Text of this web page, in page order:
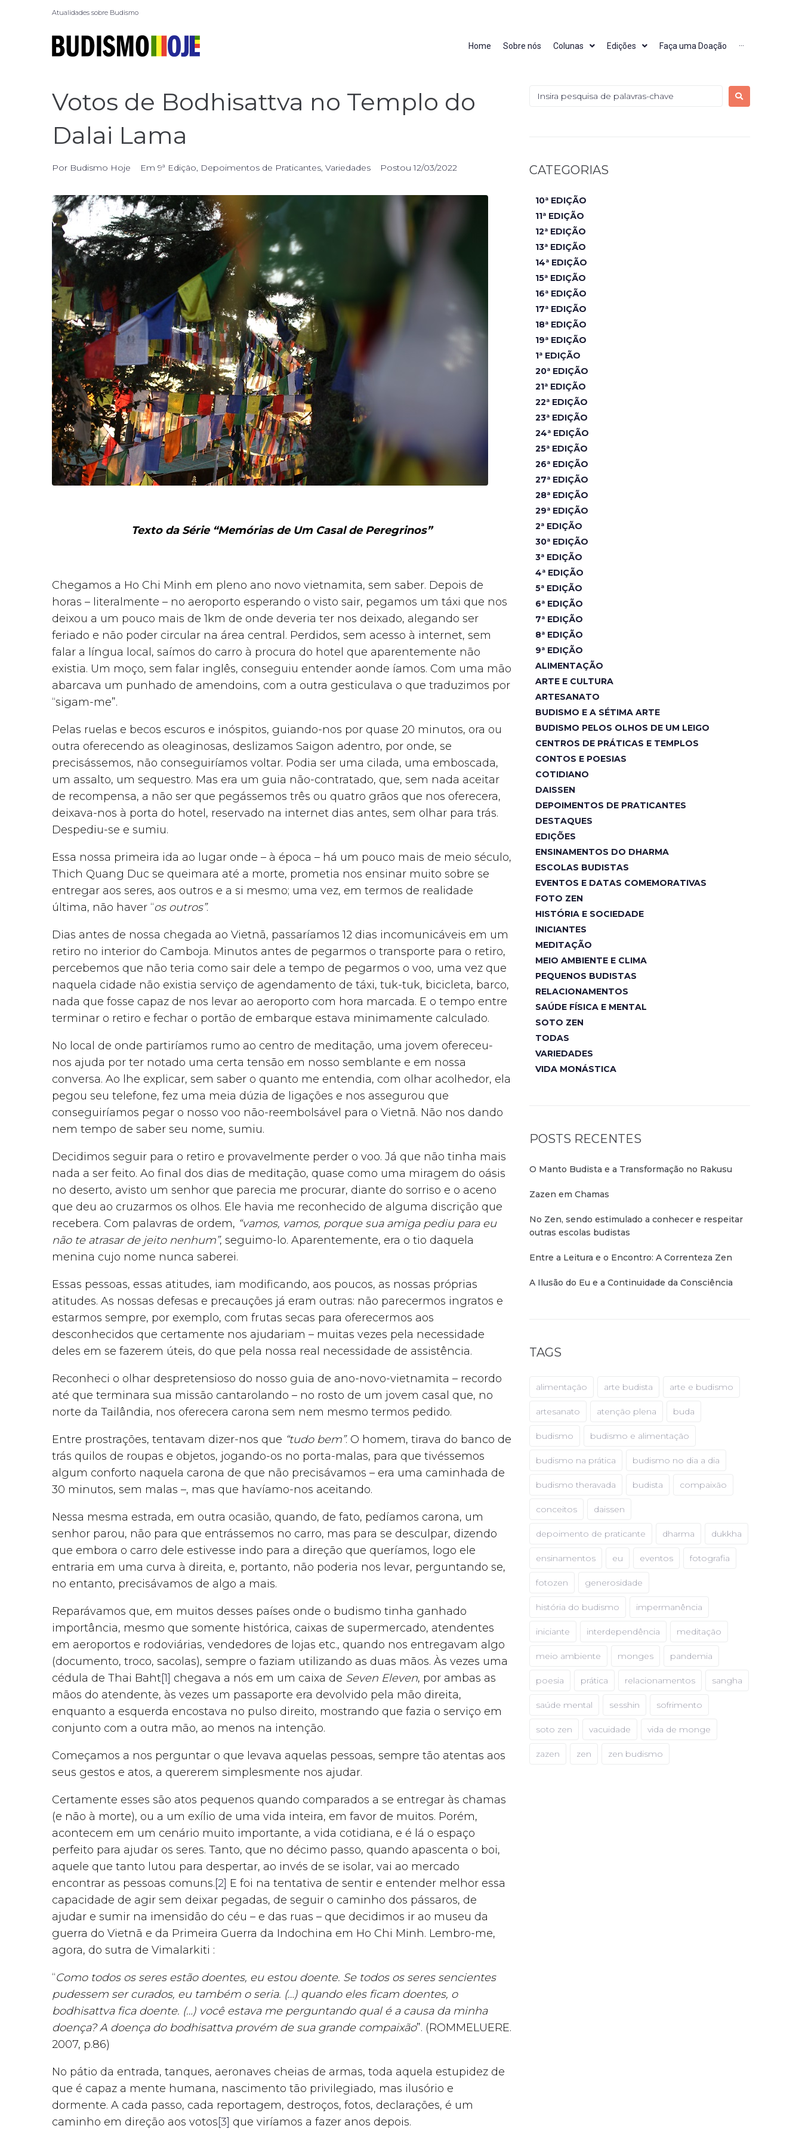
Atualidades sobre Budismo
Home Sobre nós Colunas Edições Faça uma Doação ···
Votos de Bodhisattva no Templo do
Dalai Lama
Por Budismo Hoje Em 9ª Edição, Depoimentos de Praticantes, Variedades Postou12/03/2022
Texto da Série “Memórias de Um Casal de Peregrinos”
Chegamos a Ho Chi Minh em pleno ano novo vietnamita, sem saber. Depois de
horas – literalmente – no aeroporto esperando o visto sair, pegamos um táxi que nos
deixou a um pouco mais de 1km de onde deveria ter nos deixado, alegando ser
feriado e não poder circular na área central. Perdidos, sem acesso à internet, sem
falar a língua local, saímos do carro à procura do hotel que aparentemente não
existia. Um moço, sem falar inglês, conseguiu entender aonde íamos. Com uma mão
abarcava um punhado de amendoins, com a outra gesticulava o que traduzimos por
“sigam-me”.
Pelas ruelas e becos escuros e inóspitos, guiando-nos por quase 20 minutos, ora ou
outra oferecendo as oleaginosas, deslizamos Saigon adentro, por onde, se
precisássemos, não conseguiríamos voltar. Podia ser uma cilada, uma emboscada,
um assalto, um sequestro. Mas era um guia não-contratado, que, sem nada aceitar
de recompensa, a não ser que pegássemos três ou quatro grãos que nos oferecera,
deixava-nos à porta do hotel, reservado na internet dias antes, sem olhar para trás.
Despediu-se e sumiu.
Essa nossa primeira ida ao lugar onde – à época – há um pouco mais de meio século,
Thich Quang Duc se queimara até a morte, prometia nos ensinar muito sobre se
entregar aos seres, aos outros e a si mesmo; uma vez, em termos de realidade
última, não haver “os outros”.
Dias antes de nossa chegada ao Vietnã, passaríamos 12 dias incomunicáveis em um
retiro no interior do Camboja. Minutos antes de pegarmos o transporte para o retiro,
percebemos que não teria como sair dele a tempo de pegarmos o voo, uma vez que
naquela cidade não existia serviço de agendamento de táxi, tuk-tuk, bicicleta, barco,
nada que fosse capaz de nos levar ao aeroporto com hora marcada. E o tempo entre
terminar o retiro e fechar o portão de embarque estava minimamente calculado.
No local de onde partiríamos rumo ao centro de meditação, uma jovem ofereceu-
nos ajuda por ter notado uma certa tensão em nosso semblante e em nossa
conversa. Ao lhe explicar, sem saber o quanto me entendia, com olhar acolhedor, ela
pegou seu telefone, fez uma meia dúzia de ligações e nos assegurou que
conseguiríamos pegar o nosso voo não-reembolsável para o Vietnã. Não nos dando
nem tempo de saber seu nome, sumiu.
Decidimos seguir para o retiro e provavelmente perder o voo. Já que não tinha mais
nada a ser feito. Ao final dos dias de meditação, quase como uma miragem do oásis
no deserto, avisto um senhor que parecia me procurar, diante do sorriso e o aceno
que deu ao cruzarmos os olhos. Ele havia me reconhecido de alguma discrição que
recebera. Com palavras de ordem, “vamos, vamos, porque sua amiga pediu para eu
não te atrasar de jeito nenhum”, seguimo-lo. Aparentemente, era o tio daquela
menina cujo nome nunca saberei.
Essas pessoas, essas atitudes, iam modificando, aos poucos, as nossas próprias
atitudes. As nossas defesas e precauções já eram outras: não parecermos ingratos e
estarmos sempre, por exemplo, com frutas secas para oferecermos aos
desconhecidos que certamente nos ajudariam – muitas vezes pela necessidade
deles em se fazerem úteis, do que pela nossa real necessidade de assistência.
Reconheci o olhar despretensioso do nosso guia de ano-novo-vietnamita – recordo
até que terminara sua missão cantarolando – no rosto de um jovem casal que, no
norte da Tailândia, nos oferecera carona sem nem mesmo termos pedido.
Entre prostrações, tentavam dizer-nos que “tudo bem”. O homem, tirava do banco de
trás quilos de roupas e objetos, jogando-os no porta-malas, para que tivéssemos
algum conforto naquela carona de que não precisávamos – era uma caminhada de
30 minutos, sem malas –, mas que havíamo-nos aceitando.
Nessa mesma estrada, em outra ocasião, quando, de fato, pedíamos carona, um
senhor parou, não para que entrássemos no carro, mas para se desculpar, dizendo
que embora o carro dele estivesse indo para a direção que queríamos, logo ele
entraria em uma curva à direita, e, portanto, não poderia nos levar, perguntando se,
no entanto, precisávamos de algo a mais.
Reparávamos que, em muitos desses países onde o budismo tinha ganhado
importância, mesmo que somente histórica, caixas de supermercado, atendentes
em aeroportos e rodoviárias, vendedores de lojas etc., quando nos entregavam algo
(documento, troco, sacolas), sempre o faziam utilizando as duas mãos. Às vezes uma
cédula de Thai Baht[1] chegava a nós em um caixa de Seven Eleven, por ambas as
mãos do atendente, às vezes um passaporte era devolvido pela mão direita,
enquanto a esquerda encostava no pulso direito, mostrando que fazia o serviço em
conjunto com a outra mão, ao menos na intenção.
Começamos a nos perguntar o que levava aquelas pessoas, sempre tão atentas aos
seus gestos e atos, a quererem simplesmente nos ajudar.
Certamente esses são atos pequenos quando comparados a se entregar às chamas
(e não à morte), ou a um exílio de uma vida inteira, em favor de muitos. Porém,
acontecem em um cenário muito importante, a vida cotidiana, e é lá o espaço
perfeito para ajudar os seres. Tanto, que no décimo passo, quando apascenta o boi,
aquele que tanto lutou para despertar, ao invés de se isolar, vai ao mercado
encontrar as pessoas comuns.[2] E foi na tentativa de sentir e entender melhor essa
capacidade de agir sem deixar pegadas, de seguir o caminho dos pássaros, de
ajudar e sumir na imensidão do céu – e das ruas – que decidimos ir ao museu da
guerra do Vietnã e da Primeira Guerra da Indochina em Ho Chi Minh. Lembro-me,
agora, do sutra de Vimalarkiti :
“Como todos os seres estão doentes, eu estou doente. Se todos os seres sencientes
pudessem ser curados, eu também o seria. (…) quando eles ficam doentes, o
bodhisattva fica doente. (…) você estava me perguntando qual é a causa da minha
doença? A doença do bodhisattva provém de sua grande compaixão”. (ROMMELUERE.
2007, p.86)
No pátio da entrada, tanques, aeronaves cheias de armas, toda aquela estupidez de
que é capaz a mente humana, nascimento tão privilegiado, mas ilusório e
dormente. A cada passo, cada reportagem, destroços, fotos, declarações, é um
caminho em direção aos votos[3] que viríamos a fazer anos depois.
CATEGORIAS
10ª EDIÇÃO
11ª EDIÇÃO
12ª EDIÇÃO
13ª EDIÇÃO
14ª EDIÇÃO
15ª EDIÇÃO
16ª EDIÇÃO
17ª EDIÇÃO
18ª EDIÇÃO
19ª EDIÇÃO
1ª EDIÇÃO
20ª EDIÇÃO
21ª EDIÇÃO
22ª EDIÇÃO
23ª EDIÇÃO
24ª EDIÇÃO
25ª EDIÇÃO
26ª EDIÇÃO
27ª EDIÇÃO
28ª EDIÇÃO
29ª EDIÇÃO
2ª EDIÇÃO
30ª EDIÇÃO
3ª EDIÇÃO
4ª EDIÇÃO
5ª EDIÇÃO
6ª EDIÇÃO
7ª EDIÇÃO
8ª EDIÇÃO
9ª EDIÇÃO
ALIMENTAÇÃO
ARTE E CULTURA
ARTESANATO
BUDISMO E A SÉTIMA ARTE
BUDISMO PELOS OLHOS DE UM LEIGO
CENTROS DE PRÁTICAS E TEMPLOS
CONTOS E POESIAS
COTIDIANO
DAISSEN
DEPOIMENTOS DE PRATICANTES
DESTAQUES
EDIÇÕES
ENSINAMENTOS DO DHARMA
ESCOLAS BUDISTAS
EVENTOS E DATAS COMEMORATIVAS
FOTO ZEN
HISTÓRIA E SOCIEDADE
INICIANTES
MEDITAÇÃO
MEIO AMBIENTE E CLIMA
PEQUENOS BUDISTAS
RELACIONAMENTOS
SAÚDE FÍSICA E MENTAL
SOTO ZEN
TODAS
VARIEDADES
VIDA MONÁSTICA
POSTS RECENTES
O Manto Budista e a Transformação no Rakusu
Zazen em Chamas
No Zen, sendo estimulado a conhecer e respeitar
outras escolas budistas
Entre a Leitura e o Encontro: A Correnteza Zen
A Ilusão do Eu e a Continuidade da Consciência
TAGS
alimentação arte budista arte e budismo
artesanato atenção plena buda
budismo budismo e alimentação
budismo na prática budismo no dia a dia
budismo theravada budista compaixão
conceitos daissen
depoimento de praticante dharma dukkha
ensinamentos eu eventos fotografia
fotozen generosidade
história do budismo impermanência
iniciante interdependência meditação
meio ambiente monges pandemia
poesia prática relacionamentos sangha
saúde mental sesshin sofrimento
soto zen vacuidade vida de monge
zazen zen zen budismo